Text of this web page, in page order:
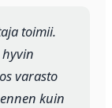
toimii.
varasto
kuin